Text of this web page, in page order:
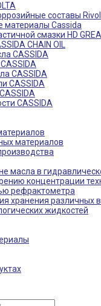
составы
Cassida
смазки HD
CHAIN OIL
CASSIDA
CASSIDA
CASSIDA
CASSIDA
материалов
масла в
концентрации
рефрактометра
хранения различных
жидкостей